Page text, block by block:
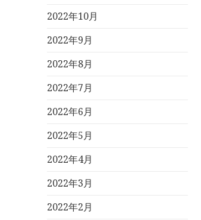
2022年10月
2022年9月
2022年8月
2022年7月
2022年6月
2022年5月
2022年4月
2022年3月
2022年2月